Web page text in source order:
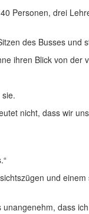
Personen, drei
des Busses und
ihren Blick von der
nicht, dass wir
und
dass